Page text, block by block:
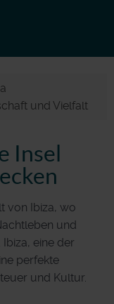
und Vielfalt
Insel
von Ibiza, wo
und
eine der
perfekte
und Kultur.